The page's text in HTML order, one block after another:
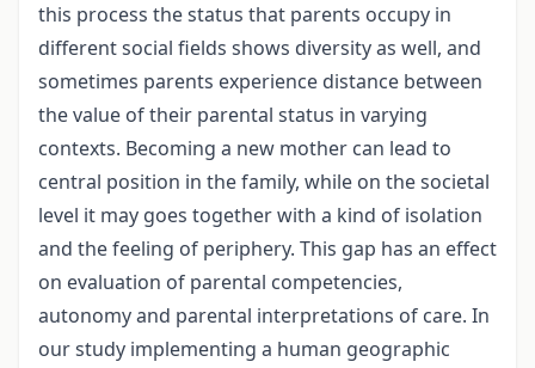
this process the status that parents occupy in
different social fields shows diversity as well, and
sometimes parents experience distance between
the value of their parental status in varying
contexts. Becoming a new mother can lead to
central position in the family, while on the societal
level it may goes together with a kind of isolation
and the feeling of periphery. This gap has an effect
on evaluation of parental competencies,
autonomy and parental interpretations of care. In
our study implementing a human geographic